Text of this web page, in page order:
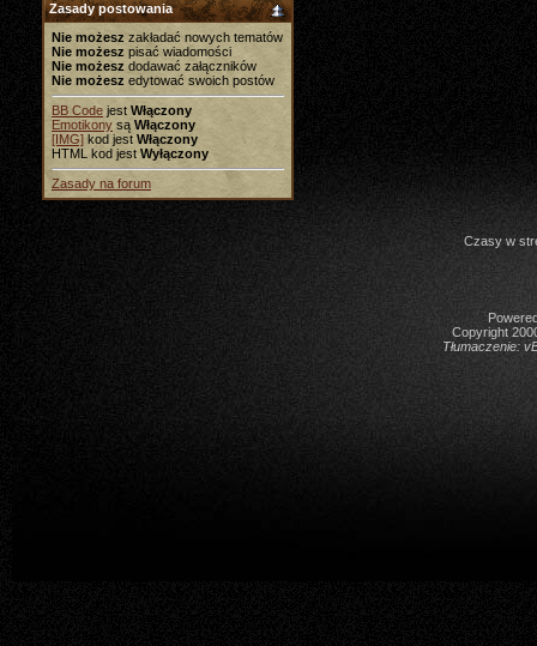
Zasady postowania
Nie możesz zakładać nowych tematów
Nie możesz pisać wiadomości
Nie możesz dodawać załączników
Nie możesz edytować swoich postów
BB Code jest Włączony
Emotikony są Włączony
[IMG] kod jest Włączony
HTML kod jest Wyłączony
Zasady na forum
Czasy w
Copyright
Tłumaczenie: